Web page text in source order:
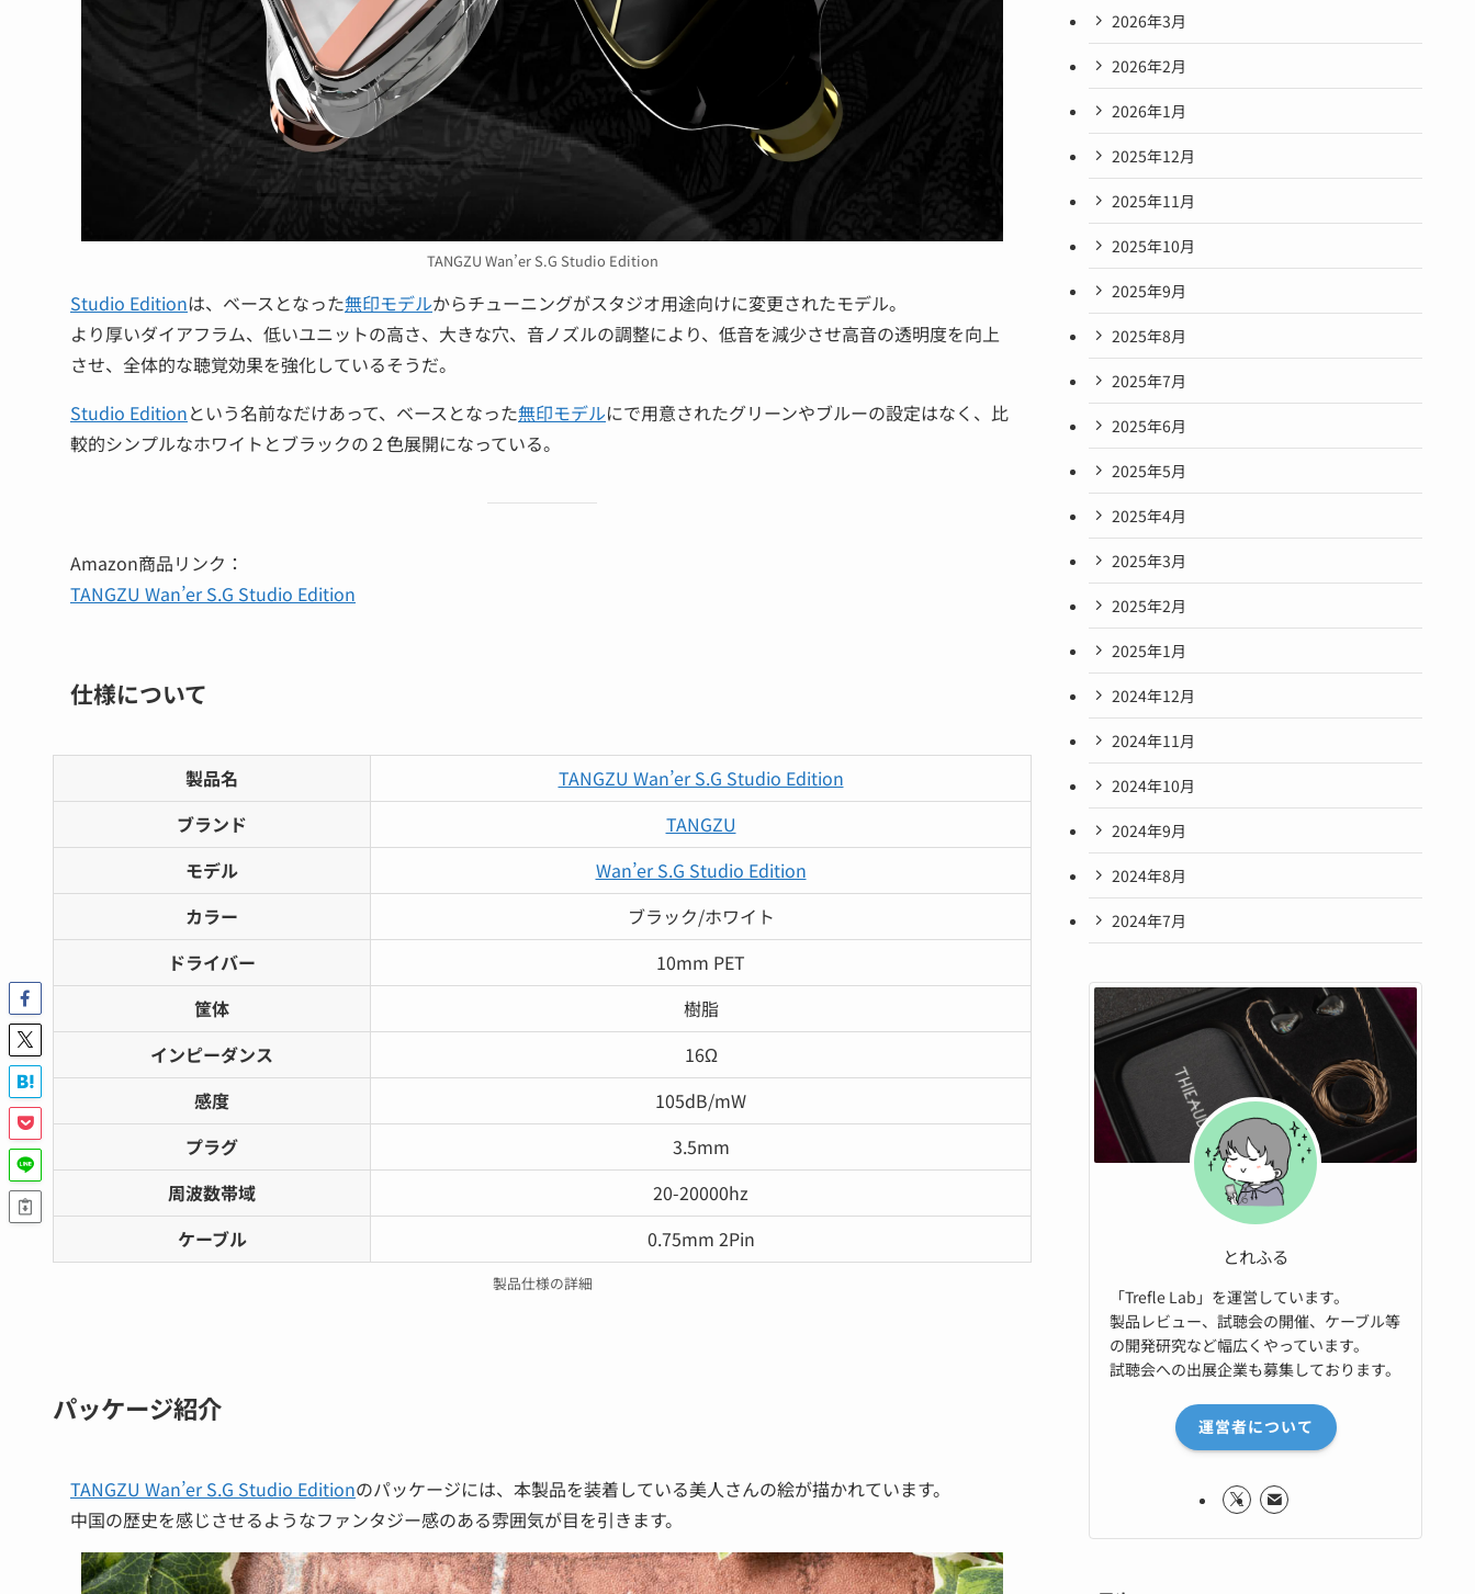
TANGZU Wan’er S.G Studio Edition
Studio Editionは、ベースとなった無印モデルからチューニングがスタジオ用途向けに変更されたモデル。
より厚いダイアフラム、低いユニットの高さ、大きな穴、音ノズルの調整により、低音を減少させ高音の透明度を向上
させ、全体的な聴覚効果を強化しているそうだ。
Studio Editionという名前なだけあって、ベースとなった無印モデルにで用意されたグリーンやブルーの設定はなく、比
較的シンプルなホワイトとブラックの２色展開になっている。
Amazon商品リンク：
TANGZU Wan’er S.G Studio Edition
仕様について
製品名
TANGZU Wan’er S.G Studio Edition
ブランド
TANGZU
モデル
Wan’er S.G Studio Edition
カラー
ブラック/ホワイト
ドライバー
10mm PET
筐体
樹脂
インピーダンス
16Ω
感度
105dB/mW
プラグ
3.5mm
周波数帯域
20-20000hz
ケーブル
0.75mm 2Pin
製品仕様の詳細
パッケージ紹介
TANGZU Wan’er S.G Studio Editionのパッケージには、本製品を装着している美人さんの絵が描かれています。
中国の歴史を感じさせるようなファンタジー感のある雰囲気が目を引きます。
2026年3月
2026年2月
2026年1月
2025年12月
2025年11月
2025年10月
2025年9月
2025年8月
2025年7月
2025年6月
2025年5月
2025年4月
2025年3月
2025年2月
2025年1月
2024年12月
2024年11月
2024年10月
2024年9月
2024年8月
2024年7月
とれふる
「Trefle Lab」を運営しています。
製品レビュー、試聴会の開催、ケーブル等
の開発研究など幅広くやっています。
試聴会への出展企業も募集しております。
運営者について